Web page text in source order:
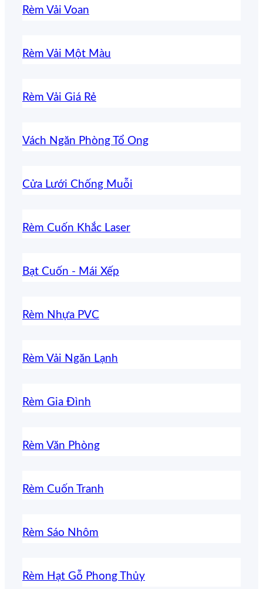
Rèm Vải Voan
Rèm Vải Một Màu
Rèm Vải Giá Rẻ
Vách Ngăn Phòng Tổ Ong
Cửa Lưới Chống Muỗi
Rèm Cuốn Khắc Laser
Bạt Cuốn - Mái Xếp
Rèm Nhựa PVC
Rèm Vải Ngăn Lạnh
Rèm Gia Đình
Rèm Văn Phòng
Rèm Cuốn Tranh
Rèm Sáo Nhôm
Rèm Hạt Gỗ Phong Thủy